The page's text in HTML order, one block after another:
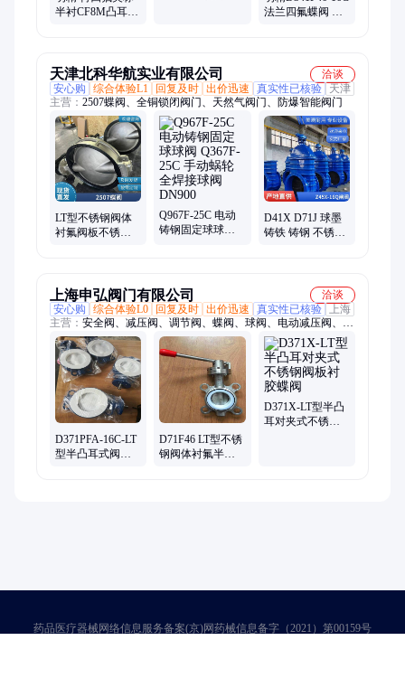
半衬CF8M凸耳式
法兰四氟蝶阀 大
天津北科华航实业有限公司
洽谈
安心购
综合体验L1 回复及时 出价迅速 真实性已核验
天津
主营： 2507蝶阀、全铜锁闭阀门、天然气阀门、防爆智能阀门
LT型不锈钢阀体
衬氟阀板不锈钢
Q967F-25C 电动
铸钢固定球球阀
D41X D71J 球墨
铸铁 铸钢 不锈钢
上海申弘阀门有限公司
洽谈
安心购
综合体验L0 回复及时 出价迅速 真实性已核验
上海
主营： 安全阀、减压阀、调节阀、蝶阀、球阀、电动减压阀、蒸
汽减压阀、水减压阀、氮封阀、储罐氮封装置、放料阀、测温放
料阀、气动测温放料阀、柱塞阀、自力式调节阀、电动调节阀、
气动调节阀、呼吸阀、阻火器、隔膜阀、电动闸阀、气动闸阀、
电动截止阀、气动截止阀
D371PFA-16C-LT
型半凸耳式阀板
D71F46 LT型不锈
钢阀体衬氟半凸
D371X-LT型半凸
耳对夹式不锈钢
药品医疗器械网络信息服务备案(京)网药械信息备字（2021）第00159号